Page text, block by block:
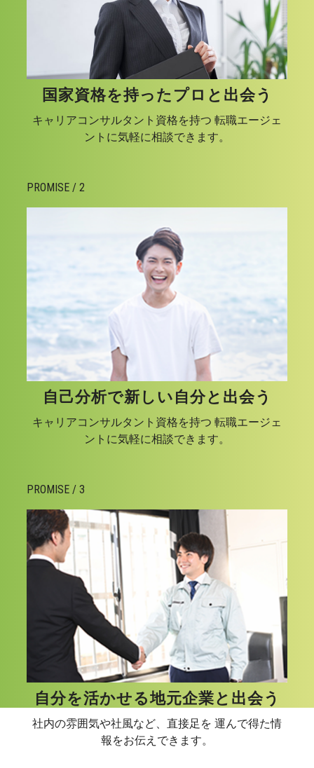
国家資格を持ったプロと出会う
キャリアコンサルタント資格を持つ 転職エージェ
ントに気軽に相談できます。
PROMISE / 2
自己分析で新しい自分と出会う
キャリアコンサルタント資格を持つ 転職エージェ
ントに気軽に相談できます。
PROMISE / 3
自分を活かせる地元企業と出会う
社内の雰囲気や社風など、直接足を 運んで得た情
報をお伝えできます。